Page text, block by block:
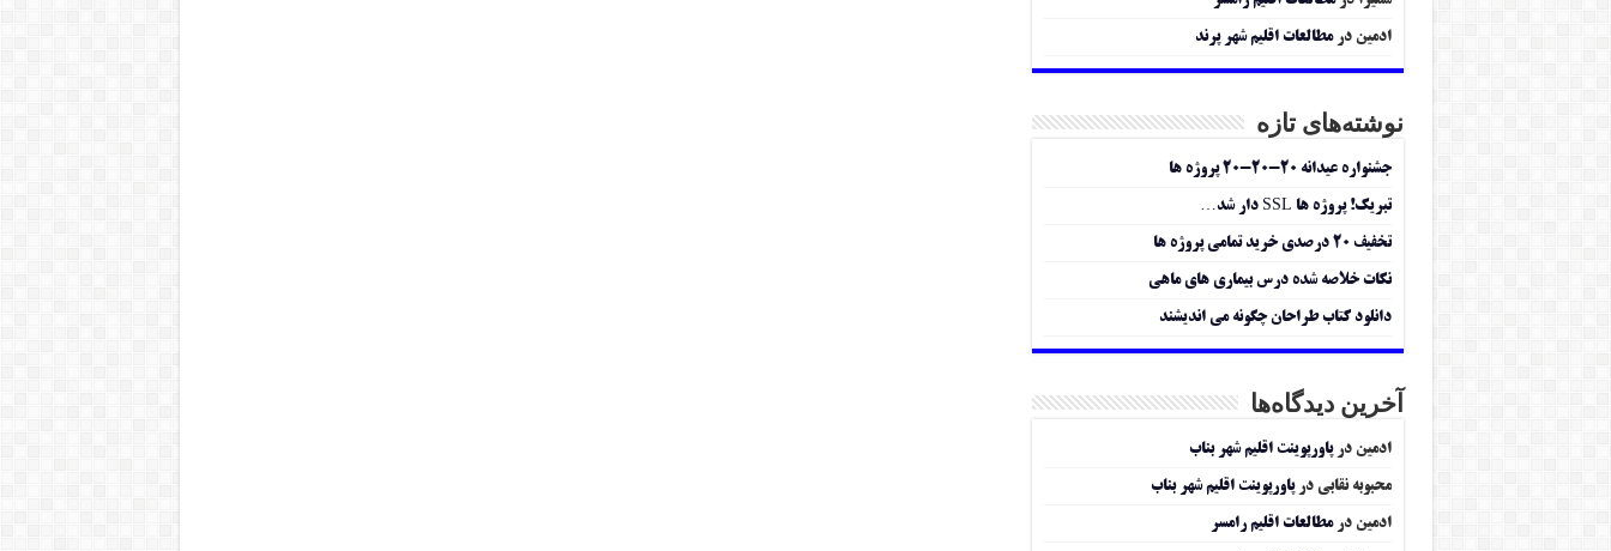
ادمین درمطالعات اقلیم شهر پرند
نوشته‌های تازه
جشنواره عیدانه ۲۰-۲۰-۲۰ پروژه ها
تبریک! پروژه ها SSL دار شد…
تخفیف ۲۰ درصدی خرید تمامی پروژه ها
نکات خلاصه شده درس بیماری های ماهی
دانلود کتاب طراحان چگونه می اندیشند
آخرین دیدگاه‌ها
ادمین درپاورپوینت اقلیم شهر بناب
محبوبه نقابی درپاورپوینت اقلیم شهر بناب
ادمین درمطالعات اقلیم رامسر